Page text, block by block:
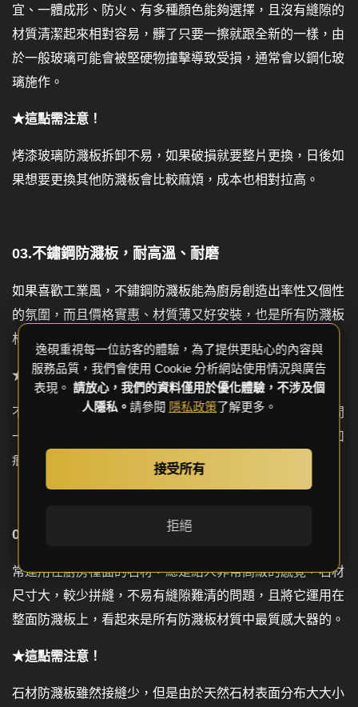
宜、一體成形、防火、有多種顏色能夠選擇，且沒有縫隙的
材質清潔起來相對容易，髒了只要一擦就跟全新的一樣，由
於一般玻璃可能會被堅硬物撞擊導致受損，通常會以鋼化玻
璃施作。
★這點需注意！
烤漆玻璃防濺板拆卸不易，如果破損就要整片更換，日後如
果想要更換其他防濺板會比較麻煩，成本也相對拉高。
03.不鏽鋼防濺板，耐高溫、耐磨
如果喜歡工業風，不鏽鋼防濺板能為廚房創造出率性又個性
的氛圍，而且價格實惠、材質薄又好安裝，也是所有防濺板
材質中最好清潔、最耐高溫的，實用性相當高。
★這點需注意！
不鏽鋼防濺板外型單調，樣式變化少，且材質不耐刮，時間
一久表面的刮痕會越來越明顯，不小心撞擊到可能會出現凹
痕，影響美觀。
04.石材防濺板，高級感滿分
常運用在廚房檯面的石材，總是給人非常高級的感覺，石材
尺寸大，較少拼縫，不易有縫隙難清的問題，且將它運用在
整面防濺板上，看起來是所有防濺板材質中最質感大器的。
★這點需注意！
石材防濺板雖然接縫少，但是由於天然石材表面分布大大小
逸硯重視每一位訪客的體驗，為了提供更貼心的內容與
服務品質，我們會使用 Cookie 分析網站使用情況與廣告
表現。 請放心，我們的資料僅用於優化體驗，不涉及個
人隱私。請參閱 隱私政策了解更多。
接受所有
拒絕